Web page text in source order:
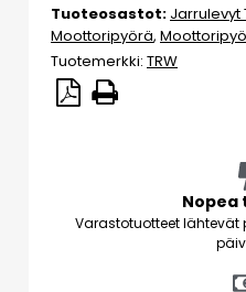
Tuoteosastot: Jarrulevyt
Moottoripyörä,
Tuotemerkki: TRW
Nopea
Varastotuotteet